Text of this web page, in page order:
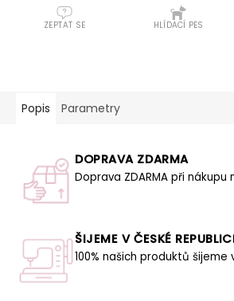
ZEPTAT SE HLÍDACÍ PES
Popis Parametry
DOPRAVA ZDARMA
Doprava ZDARMA při nákupu
ŠIJEME V ČESKÉ
100% našich produktů šijeme